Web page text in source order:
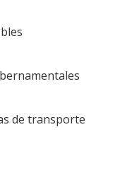
de transporte